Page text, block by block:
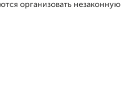
организовать незаконную